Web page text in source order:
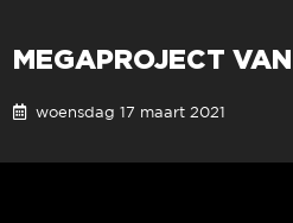
MEGAPROJECT
woensdag 17 maart 2021